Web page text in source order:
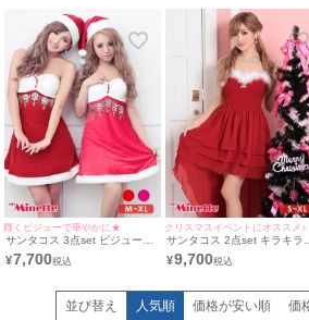
シャ+リストバンド+Tバック]
+リボンカチューシャ](M～XL)
輝くビジューで華やかに★
サンタコス 3点set ビジューベ
アキラキラ サンタ コスプレ
[ワンピース+帽子+リボンカチ
¥7,700
クリスマスイベントにオススメ♪
サンタコス 2点set キラキラビ
ジューデザインフリルロング
ール サンタ コスプレ [ドレス
¥9,700
並び替え 人気順 価格が安い順 価